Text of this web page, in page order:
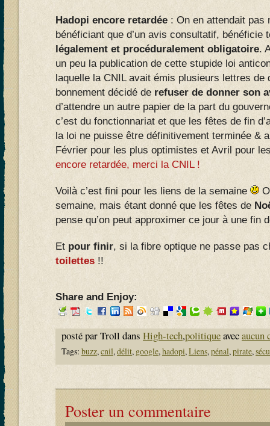
Hadopi encore retardée : On en attendait pas
bénéficiant que d’un avis consultatif, bénéficie
légalement et procéduralement obligatoire.
un peu la publication de cette stupide loi
laquelle la CNIL avait émis plusieurs lettres de
bonnement décidé de refuser de donner son
d’attendre un autre papier de la part du
c’est du fonctionnariat et que les fêtes de fin
la loi ne puisse être définitivement terminée &
Février pour les plus optimistes et Avril pour
encore retardée, merci la CNIL !
Voilà c’est fini pour les liens de la semaine
semaine, mais étant donné que les fêtes de
pense qu’on peut approximer ce jour à une fin
Et pour finir, si la fibre optique ne passe pas
toilettes !!
Share and Enjoy:
posté par Troll dans High-tech,politiqueavecaucun
Tags: buzz,cnil,délit, google,hadopi,Liens,pénal,pirate,
Poster un commentaire